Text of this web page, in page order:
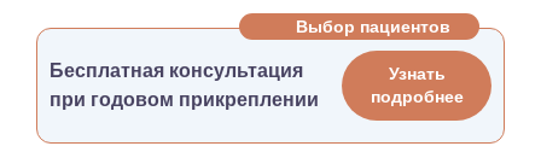
Выбор пациентов
Бесплатная консультация
при годовом прикреплении
Узнать
подробнее